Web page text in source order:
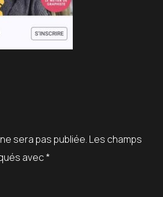
sera pas publiée. Les champs
avec*